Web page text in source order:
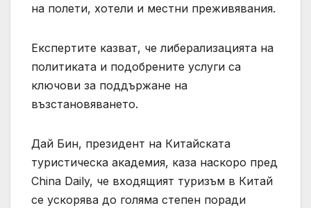
на полети, хотели и местни преживявания.
Експертите казват, че либерализацията на
политиката и подобрените услуги са
ключови за поддържане на
възстановяването.
Дай Бин, президент на Китайската
туристическа академия, каза наскоро пред
China Daily, че входящият туризъм в Китай
се ускорява до голяма степен поради